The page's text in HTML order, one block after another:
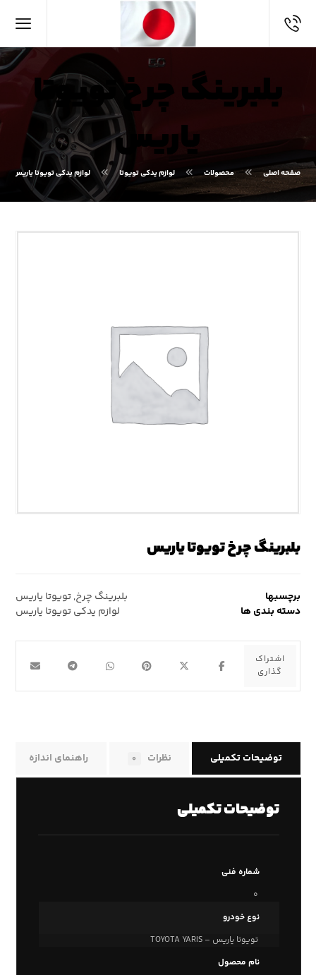
بلبرینگ چرخ تویوتا
یاریس
صفحه اصلی محصولات لوازم یدکی تویوتا لوازم یدکی تویوتا یاریس
بلبرینگ چرخ تویوتا یاریس
برچسبها بلبرینگ چرخ,تویوتا یاریس
دسته بندی ها
لوازم یدکی تویوتا یاریس
توضیحات تکمیلی نظرات ۰ راهنمای اندازه
توضیحات تکمیلی
شماره فنی
۰
نوع خودرو
تویوتا یاریس – TOYOTA YARIS
نام محصول